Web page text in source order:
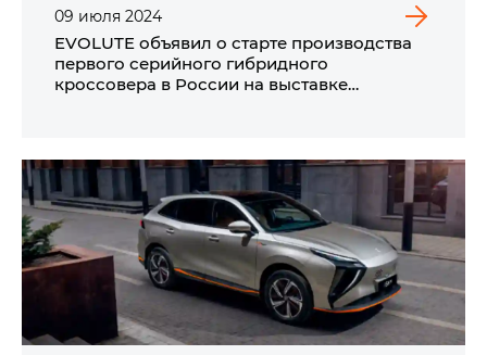
09 июля 2024
EVOLUTE объявил о старте производства
первого серийного гибридного
кроссовера в России на выставке